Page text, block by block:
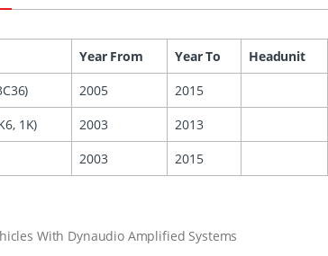
Year From Year To Headunit
2005 2015
1K) 2003 2013
2003 2015
With Dynaudio Amplified Systems